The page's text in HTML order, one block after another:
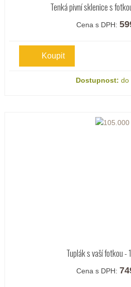
Tenká pivní sklenice s
Cena s DPH:
Dostupnost: do
Tuplák s vaší fotkou -
Cena s DPH: